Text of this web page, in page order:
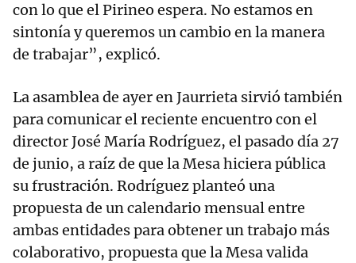
con lo que el Pirineo espera. No estamos en
sintonía y queremos un cambio en la manera
de trabajar”, explicó.
La asamblea de ayer en Jaurrieta sirvió también
para comunicar el reciente encuentro con el
director José María Rodríguez, el pasado día 27
de junio, a raíz de que la Mesa hiciera pública
su frustración. Rodríguez planteó una
propuesta de un calendario mensual entre
ambas entidades para obtener un trabajo más
colaborativo, propuesta que la Mesa valida